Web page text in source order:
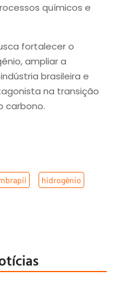
químicos e
fortalecer o
ampliar a
brasileira e
na transição
carbono.
hidrogênio